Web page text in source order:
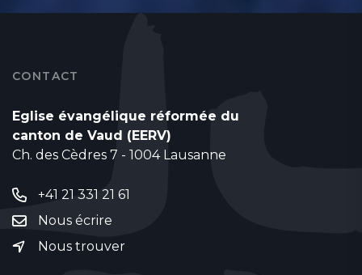
CONTACT
Eglise évangélique réformée du
canton de Vaud (EERV)
Ch. des Cèdres 7 - 1004 Lausanne
+41 21 331 21 61
Nous écrire
Nous trouver